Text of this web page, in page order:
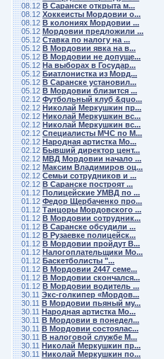
08.12 В Саранске открыта м...
08.12 Хоккеисты Мордовии о...
08.12 В колониях Мордовии ...
05.12 Мордовии предложили ...
05.12 Ставка по налогу на ...
05.12 В Мордовии явка на в...
05.12 В Мордовии не допуще...
05.12 На выборах в Государ...
05.12 Биатлонистка из Морд...
05.12 В Саранске установил...
05.12 В Мордовии близится ...
02.12 Футбольный клуб &quo...
02.12 Николай Меркушкин пр...
02.12 Николай Меркушкин вс...
02.12 Николай Меркушкин вс...
02.12 Специалисты МЧС по М...
02.12 Народная артистка Мо...
02.12 Бывший директор цент...
02.12 МВД Мордовии начало ...
02.12 Максим Владимиров оц...
02.12 Семьи сотрудников и ...
02.12 В Саранске построят ...
01.12 Полицейские УМВД по ...
01.12 Федор Щербаченко про...
01.12 Танцоры Мордовского ...
01.12 В Мордовии сотрудник...
01.12 В Саранске обсудили ...
01.12 В Рузаевке полицейск...
01.12 В Мордовии пройдут В...
01.12 Налогоплательщики Мо...
01.12 Баскетболисты "...
01.12 В Мордовии 2447 семе...
01.12 В Мордовии скончался...
01.12 В Мордовии водитель ...
30.11 Экс-голкипер «Мордов...
30.11 В Мордовии пьяный му...
30.11 Народная артистка Мо...
30.11 В Мордовии в понедел...
30.11 В Мордовии состоялас...
30.11 В налоговой службе М...
30.11 Николай Меркушкин пр...
30.11 Николай Меркушкин по...